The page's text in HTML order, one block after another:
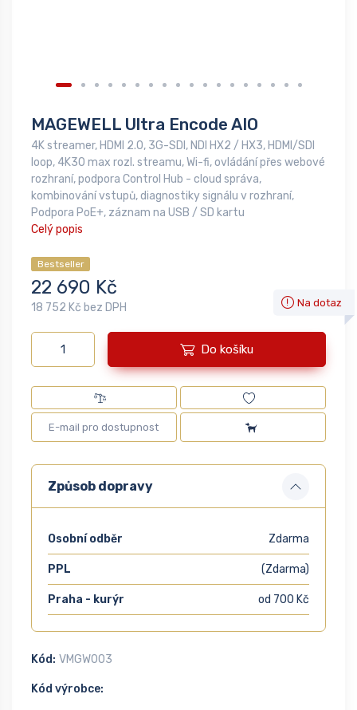
MAGEWELL Ultra Encode AIO
4K streamer, HDMI 2.0, 3G-SDI, NDI HX2 / HX3, HDMI/SDI
loop, 4K30 max rozl. streamu, Wi-fi, ovládání přes webové
rozhraní, podpora Control Hub - cloud správa,
kombinování vstupů, diagnostiky signálu v rozhraní,
Podpora PoE+, záznam na USB / SD kartu
Celý popis
Bestseller
22 690 Kč
18 752 Kč bez DPH Na dotaz
Do košíku
Způsob dopravy
Osobní odběr Zdarma
PPL (Zdarma)
Praha - kurýr od 700 Kč
Kód: VMGW003
Kód výrobce: